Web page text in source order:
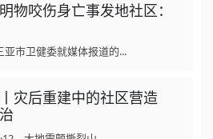
物咬伤身亡事发地社区：
市卫健委就媒体报道的...
灾后重建中的社区营造